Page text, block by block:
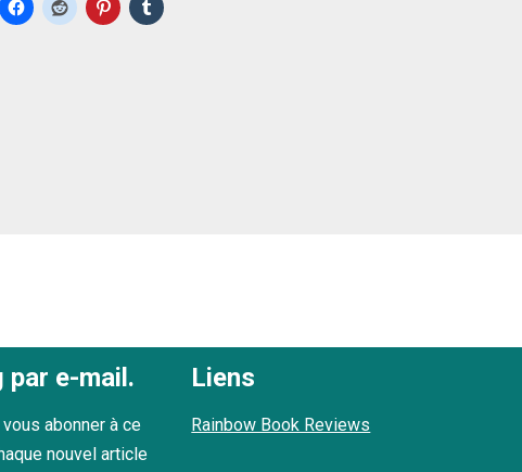
par e-mail.
abonner à ce
nouvel article
Liens
Rainbow Book Reviews